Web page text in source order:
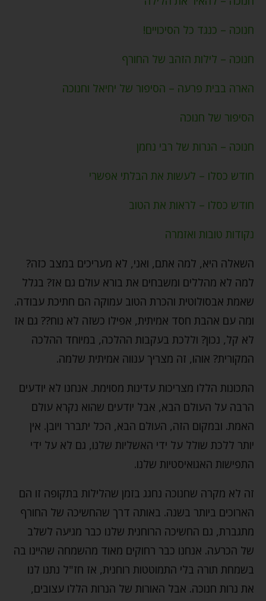
חנוכה – כנגד כל הסיכויים!
חנוכה – לילות הזהב של החורף
הארה בבית פרעה – הסיפור של יחיאל וחנוכה
הסיפור של חנוכה
חנוכה – הנרות של רבי נחמן
חודש כסלו – לעשות את הבלתי אפשרי
חודש כסלו – לראות את הטוב
נקודות טובות ואזמרה
השאלה היא, למה אתם, ואני, לא מעריכים במצב כזה?
למה לא מהללים ומשבחים את בורא עולם גם אז? בגלל
שאמת אבסולוטית והכרת הטוב עמוקה הם חתיכת עבודה.
ומה עם אהבת חסד אמיתית, אפילו כשזה לא נוח?? גם אז
לא קל, נכון? וללכת בעקבות ההלכה, במיוחד ההלכה
המקורית? אוהו, זה מצריך ענווה אמיתית שלמה.
התכונות הללו מצריכות עדינות מסוימת. אנחנו לא יודעים
הרבה על העולם הבא, אבל יודעים שהוא נקרא עולם
האמת. ובמקום הזה, העולם הבא, הכל יתברר ויובן. אין
יותר ללכת שולל על ידי האשליות שלנו, גם לא על ידי
התפישות האגואיסטיות שלנו.
זה לא מקרה שחנוכה נחגג בזמן שהלילות בתקופה זו הם
הארוכים ביותר בשנה. באותה דרך שהחשיכה של החורף
מתגברת, גם החשיכה הרוחנית שלנו כבר מגיעה לשלב
של הכרעה. אנחנו כבר רחוקים מאוד מהשמחה שהיינו בה
בשמחת תורה בלי התמוטטות רוחנית, אז חז"ל נתנו לנו
את נרות חנוכה. אבל האורות של הנרות הללו עצובים,